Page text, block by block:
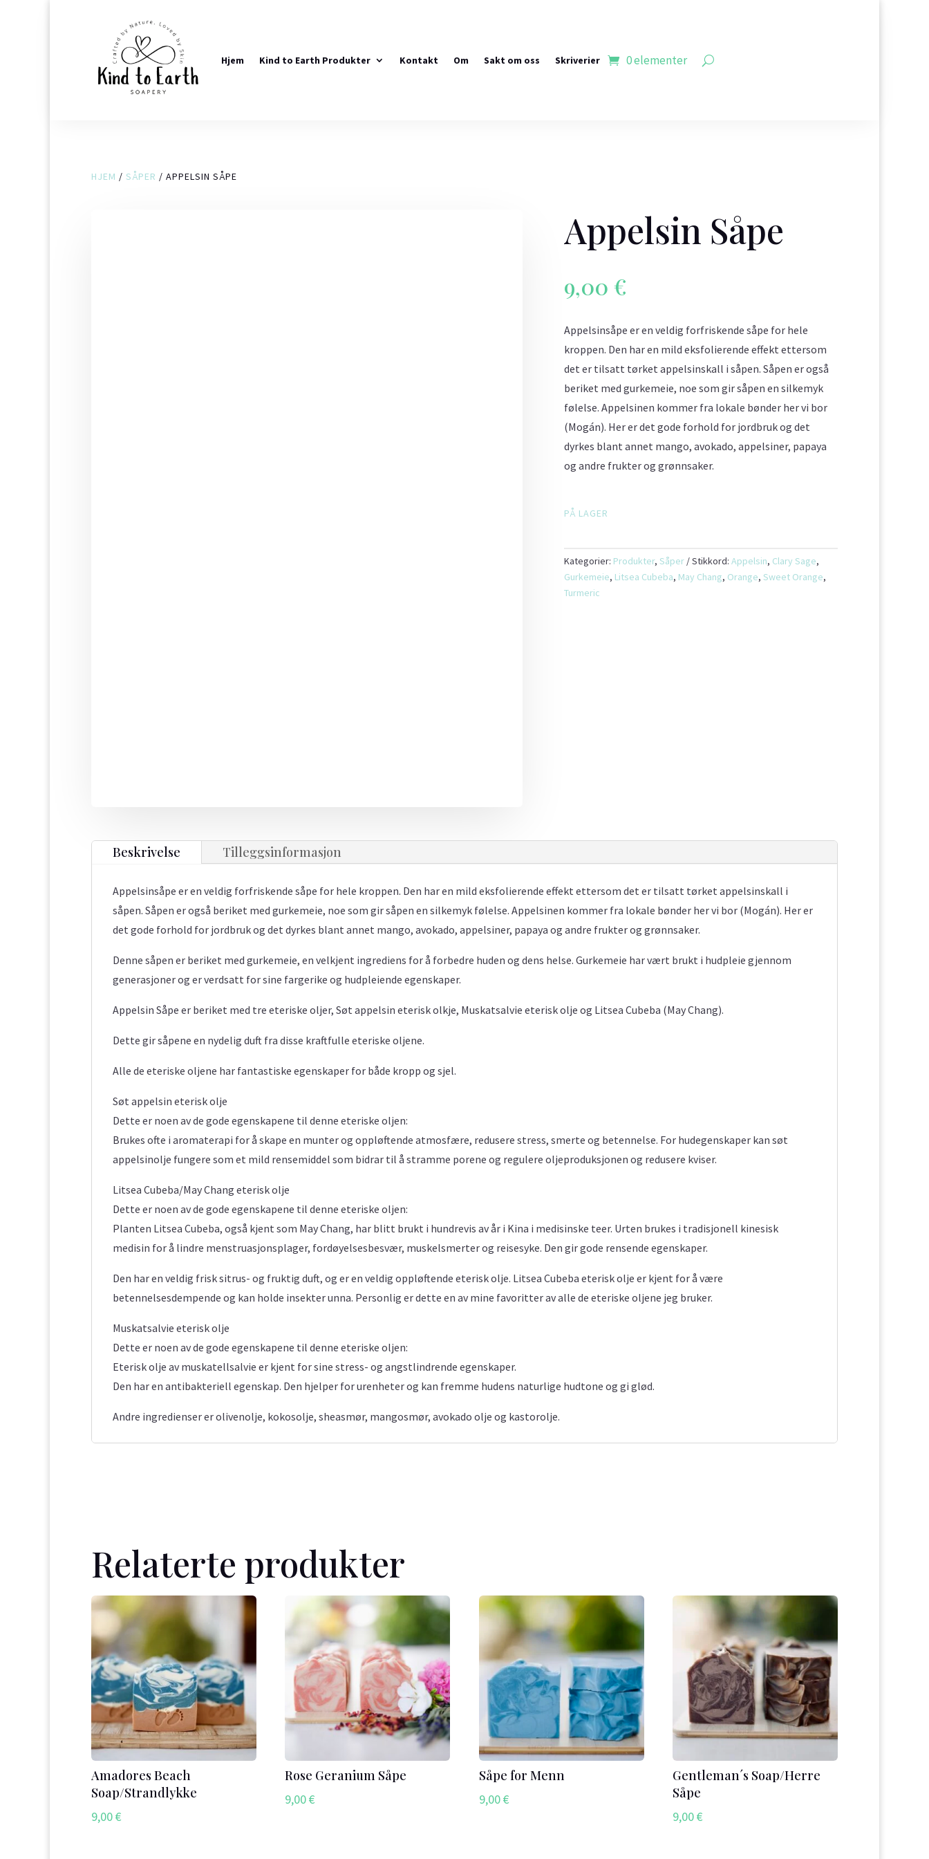
Hjem Kind to Earth Produkter Kontakt Om Sakt om oss Skriverier 0 elementer
HJEM / SÅPER / APPELSIN SÅPE
Appelsin Såpe
9,00 €
Appelsinsåpe er en veldig forfriskende såpe for hele
kroppen. Den har en mild eksfolierende effekt ettersom
det er tilsatt tørket appelsinskall i såpen. Såpen er også
beriket med gurkemeie, noe som gir såpen en silkemyk
følelse. Appelsinen kommer fra lokale bønder her vi bor
(Mogán). Her er det gode forhold for jordbruk og det
dyrkes blant annet mango, avokado, appelsiner, papaya
og andre frukter og grønnsaker.
PÅ LAGER
Kategorier: Produkter, Såper Stikkord: Appelsin, Clary Sage,
Gurkemeie, Litsea Cubeba, May Chang, Orange, Sweet Orange,
Turmeric
Beskrivelse Tilleggsinformasjon
Appelsinsåpe er en veldig forfriskende såpe for hele kroppen. Den har en mild eksfolierende effekt ettersom det er tilsatt tørket appelsinskall i
såpen. Såpen er også beriket med gurkemeie, noe som gir såpen en silkemyk følelse. Appelsinen kommer fra lokale bønder her vi bor (Mogán). Her er
det gode forhold for jordbruk og det dyrkes blant annet mango, avokado, appelsiner, papaya og andre frukter og grønnsaker.
Denne såpen er beriket med gurkemeie, en velkjent ingrediens for å forbedre huden og dens helse. Gurkemeie har vært brukt i hudpleie gjennom
generasjoner og er verdsatt for sine fargerike og hudpleiende egenskaper.
Appelsin Såpe er beriket med tre eteriske oljer, Søt appelsin eterisk olkje, Muskatsalvie eterisk olje og Litsea Cubeba (May Chang).
Dette gir såpene en nydelig duft fra disse kraftfulle eteriske oljene.
Alle de eteriske oljene har fantastiske egenskaper for både kropp og sjel.
Søt appelsin eterisk olje
Dette er noen av de gode egenskapene til denne eteriske oljen:
Brukes ofte i aromaterapi for å skape en munter og oppløftende atmosfære, redusere stress, smerte og betennelse. For hudegenskaper kan søt
appelsinolje fungere som et mild rensemiddel som bidrar til å stramme porene og regulere oljeproduksjonen og redusere kviser.
Litsea Cubeba/May Chang eterisk olje
Dette er noen av de gode egenskapene til denne eteriske oljen:
Planten Litsea Cubeba, også kjent som May Chang, har blitt brukt i hundrevis av år i Kina i medisinske teer. Urten brukes i tradisjonell kinesisk
medisin for å lindre menstruasjonsplager, fordøyelsesbesvær, muskelsmerter og reisesyke. Den gir gode rensende egenskaper.
Den har en veldig frisk sitrus- og fruktig duft, og er en veldig oppløftende eterisk olje. Litsea Cubeba eterisk olje er kjent for å være
betennelsesdempende og kan holde insekter unna. Personlig er dette en av mine favoritter av alle de eteriske oljene jeg bruker.
Muskatsalvie eterisk olje
Dette er noen av de gode egenskapene til denne eteriske oljen:
Eterisk olje av muskatellsalvie er kjent for sine stress- og angstlindrende egenskaper.
Den har en antibakteriell egenskap. Den hjelper for urenheter og kan fremme hudens naturlige hudtone og gi glød.
Andre ingredienser er olivenolje, kokosolje, sheasmør, mangosmør, avokado olje og kastorolje.
Relaterte produkter
Amadores Beach
Soap/Strandlykke
9,00€
Rose Geranium Såpe
9,00€
Såpe for Menn
9,00€
Gentleman´s Soap/Herre
Såpe
9,00€